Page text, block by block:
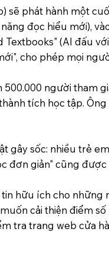
sẽ phát hành một
đọc hiểu mới),
Textbooks" (AI đấu
cho phép mọi
người tham
tích học tập.
gây sốc: nhiều trẻ
đơn giản" cũng
hữu ích cho
cải thiện điểm
tra trang web cửa